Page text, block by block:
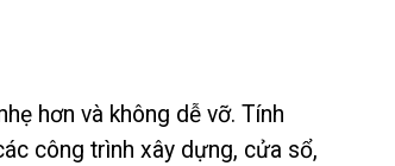
hơn và không dễ vỡ. Tính
công trình xây dựng, cửa sổ,